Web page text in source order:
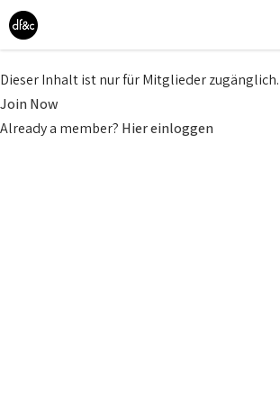
Dieser Inhalt ist nur für Mitglieder zugänglich.
Join Now
Already a member? Hier einloggen